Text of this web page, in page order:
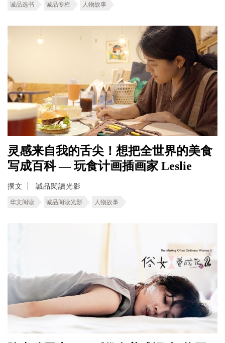
诚品选书 诚品专栏 人物故事
灵感来自我的舌尖！想把全世界的美食
写成百科 — 玩食计画插画家 Leslie
撰文 誠品閱讀光影
华文阅读 诚品阅读光影 人物故事